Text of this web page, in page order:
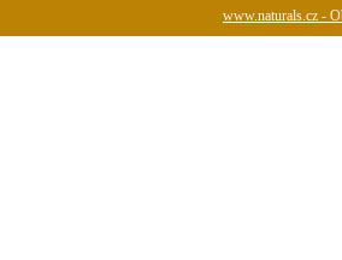
www.naturals.cz -